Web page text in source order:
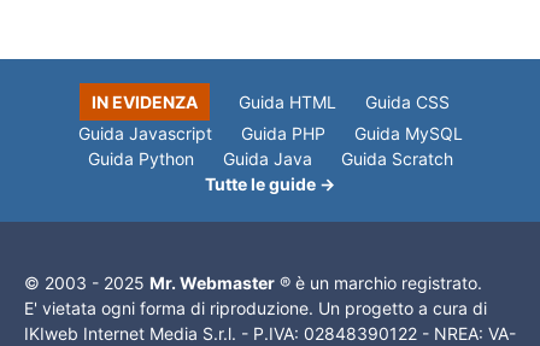
IN EVIDENZA Guida HTML
Guida CSS
Guida Javascript
Guida PHP
Guida MySQL
Guida Python
Guida Java
Guida Scratch
Tutte le guide →
© 2003 - 2025 Mr. Webmaster ® è un marchio registrato.
E' vietata ogni forma di riproduzione. Un progetto a cura di
IKIweb Internet Media S.r.l. - P.IVA: 02848390122 - NREA: VA-